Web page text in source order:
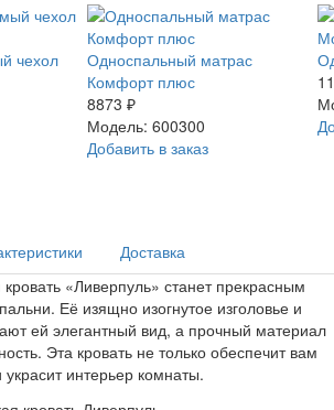
чехол
Односпальный матрас
Комфорт плюс
8873 ₽
Модель: 600300
Добавить в заказ
Доставка
«Ливерпуль» станет прекрасным
Её изящно изогнутое изголовье и
ей элегантный вид, а прочный материал
Эта кровать не только обеспечит вам
интерьер комнаты.